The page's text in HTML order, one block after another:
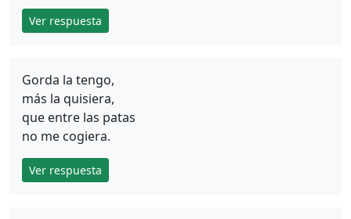
Ver respuesta
Gorda la tengo,
más la quisiera,
que entre las patas
no me cogiera.
Ver respuesta